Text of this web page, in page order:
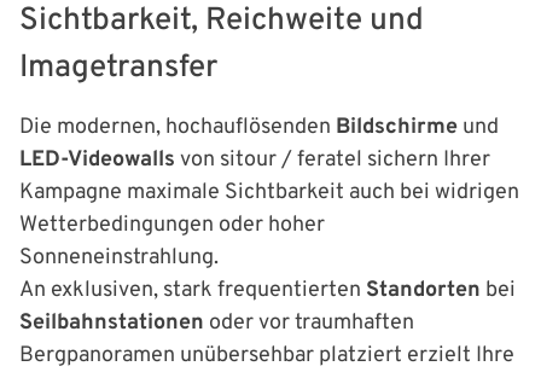
Sichtbarkeit, Reichweite und
Imagetransfer
Die modernen, hochauflösenden Bildschirme und
LED-Videowalls von sitour / feratel sichern Ihrer
Kampagne maximale Sichtbarkeit auch bei widrigen
Wetterbedingungen oder hoher
Sonneneinstrahlung.
An exklusiven, stark frequentierten Standorten bei
Seilbahnstationen oder vor traumhaften
Bergpanoramen unübersehbar platziert erzielt Ihre